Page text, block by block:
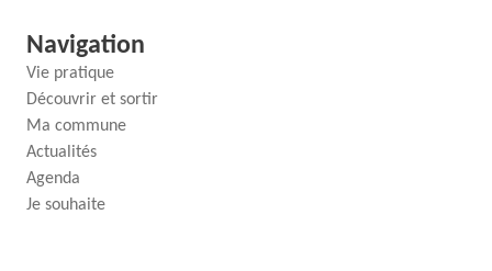
Navigation
Vie pratique
Découvrir et sortir
Ma commune
Actualités
Agenda
Je souhaite